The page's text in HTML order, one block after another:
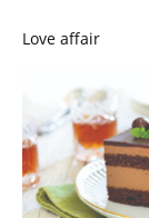
Love affair